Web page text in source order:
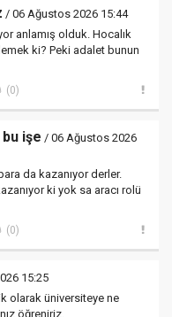
/ 06 Ağustos 2026 15:44
anlamış olduk. Hocalık
ki? Peki adalet bunun
(0)
işe / 06 Ağustos 2026
da kazanıyor derler.
ki yok sa aracı rolü
(0)
15:25
olarak üniversiteye ne
öğreniriz.